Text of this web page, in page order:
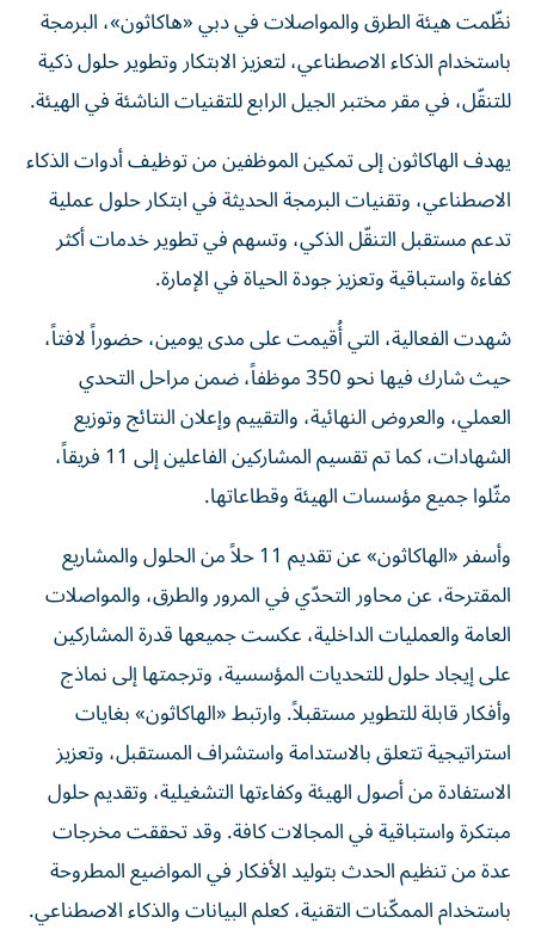
نظّمت هيئة الطرق والمواصلات في دبي «هاكاثون»، البرمجة
باستخدام الذكاء الاصطناعي، لتعزيز الابتكار وتطوير حلول ذكية
للتنقّل، في مقر مختبر الجيل الرابع للتقنيات الناشئة في الهيئة.
يهدف الهاكاثون إلى تمكين الموظفين من توظيف أدوات الذكاء
الاصطناعي، وتقنيات البرمجة الحديثة في ابتكار حلول عملية
تدعم مستقبل التنقّل الذكي، وتسهم في تطوير خدمات أكثر
كفاءة واستباقية وتعزيز جودة الحياة في الإمارة.
شهدت الفعالية، التي أُقيمت على مدى يومين، حضوراً لافتاً،
حيث شارك فيها نحو 350 موظفاً، ضمن مراحل التحدي
العملي، والعروض النهائية، والتقييم وإعلان النتائج وتوزيع
الشهادات، كما تم تقسيم المشاركين الفاعلين إلى 11 فريقاً،
مثّلوا جميع مؤسسات الهيئة وقطاعاتها.
وأسفر «الهاكاثون» عن تقديم 11 حلاً من الحلول والمشاريع
المقترحة، عن محاور التحدّي في المرور والطرق، والمواصلات
العامة والعمليات الداخلية، عكست جميعها قدرة المشاركين
على إيجاد حلول للتحديات المؤسسية، وترجمتها إلى نماذج
وأفكار قابلة للتطوير مستقبلاً. وارتبط «الهاكاثون» بغايات
استراتيجية تتعلق بالاستدامة واستشراف المستقبل، وتعزيز
الاستفادة من أصول الهيئة وكفاءتها التشغيلية، وتقديم حلول
مبتكرة واستباقية في المجالات كافة. وقد تحققت مخرجات
عدة من تنظيم الحدث بتوليد الأفكار في المواضيع المطروحة
باستخدام الممكّنات التقنية، كعلم البيانات والذكاء الاصطناعي.